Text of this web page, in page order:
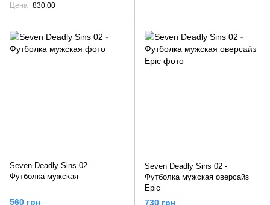
Цена 830.00
Seven Deadly Sins 02 -
Футболка мужская
560 грн
Seven Deadly Sins 02 -
Футболка мужская оверсайз
Epic
730 грн